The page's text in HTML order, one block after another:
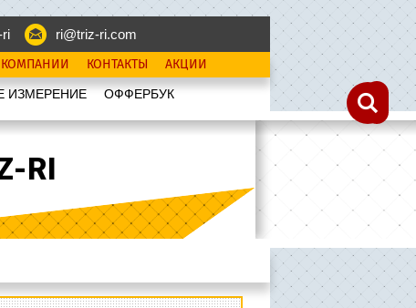
ri@triz-ri.com
КОНТАКТЫ АКЦИИ
ИЗМЕРЕНИЕ OФФЕРБУК
RI